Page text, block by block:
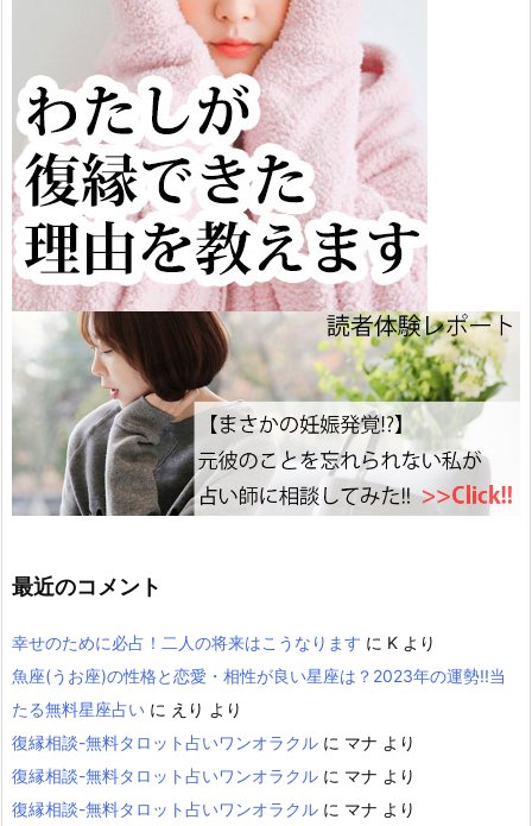
最近のコメント
幸せのために必占！二人の将来はこうなります に K より
魚座(うお座)の性格と恋愛・相性が良い星座は？2023年の運勢!!当
たる無料星座占い に えり より
復縁相談-無料タロット占いワンオラクル に マナ より
復縁相談-無料タロット占いワンオラクル に マナ より
復縁相談-無料タロット占いワンオラクル に マナ より